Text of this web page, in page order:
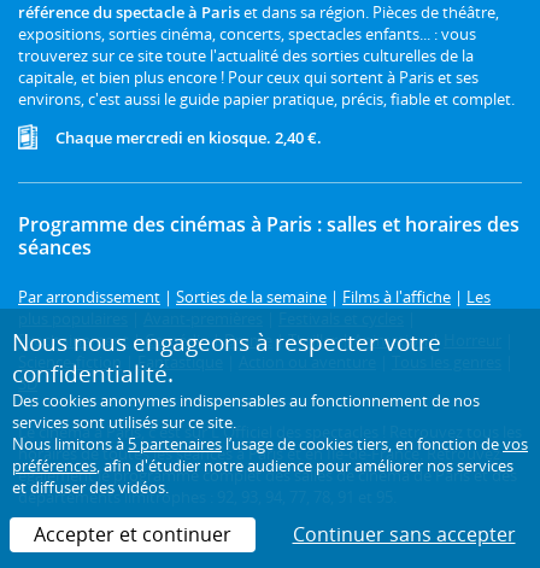
référence du spectacle à Pariset dans sa région. Pièces de théâtre,
expositions, sorties cinéma, concerts, spectacles enfants... : vous
trouverez sur ce site toute l'actualité des sorties culturelles de la
capitale, et bien plus encore ! Pour ceux qui sortent à Paris et ses
environs, c'est aussi le guide papier pratique, précis, fiable et complet.
Chaque mercredi en kiosque. 2,40 €.
Programme des cinémas à Paris : salles et horaires des
séances
Par arrondissement | Sorties de la semaine | Films à l'affiche | Les
Prochainement |Comédie|Drame |Thriller|Animation|
Science-fiction
|Fantastique Action ou aventure
3D
Le cinéma à Paris, c'est sur L'Officiel des spectacles ! Retrouvez tous les
horaires de toutes les séances à Paris et en Île-de-France. Retrouvez
également le programme complet des salles de cinéma de Paris et des
départements limitrophes : 92, 93, 94, 77, 78, 91 et 95.
Nous nous engageons à respecter votre
confidentialité.
Des cookies anonymes indispensables au fonctionnement de nos
services sont utilisés sur ce site.
Nous limitons à 5 partenaires l’usage de cookies tiers, en fonction devos
préférences, afin d'étudier notre audience pour améliorer nos services
et diffuser des vidéos.
Accepter et continuer Continuer sans accepter